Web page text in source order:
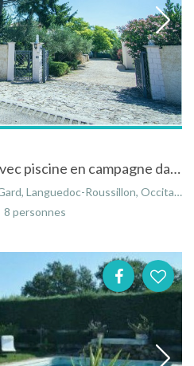
Gîte "aux trois oliviers" avec piscine en campagne dans le Languedoc Roussillon
Roussillon, Occitanie, France
8 personnes